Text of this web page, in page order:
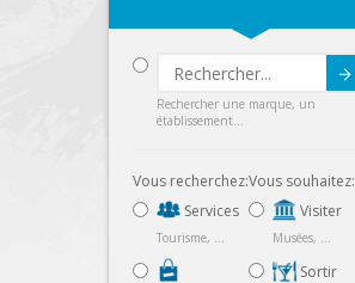
Submit
Rechercher une marque, un
établissement...
Vous recherchez:
Services
Tourisme, ...
Vous souhaitez:
Visiter
Musées, ...
Sortir